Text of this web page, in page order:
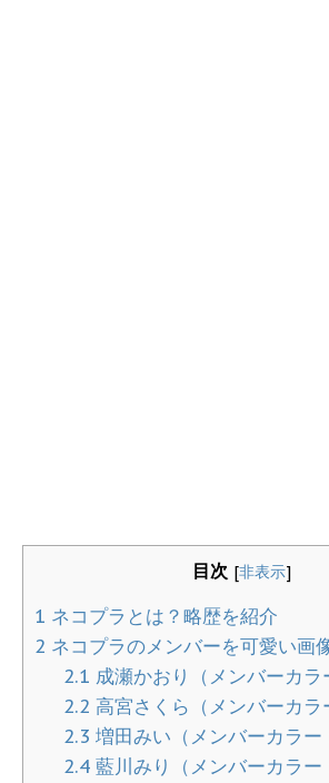
目次 [非表示]
1 ネコプラとは？略歴を紹介
2 ネコプラのメンバーを可愛い画
2.1 成瀬かおり（メンバーカラ
2.2 高宮さくら（メンバーカラ
2.3 増田みい（メンバーカラー
2.4藍川みり（メンバーカラー